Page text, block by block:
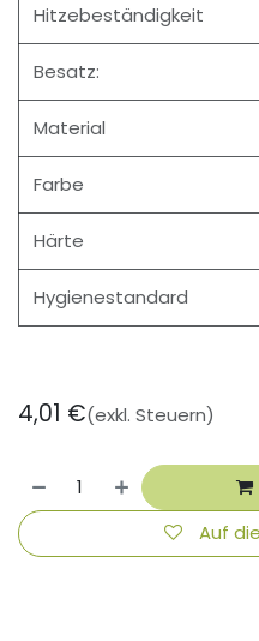
Hitzebeständigkeit
Besatz:
Material
Farbe
Härte
Hygienestandard
4,01 €(exkl. Steuern)
Auf